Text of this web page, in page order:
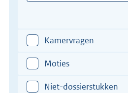
Kamervragen
Moties
Niet-dossierstukken